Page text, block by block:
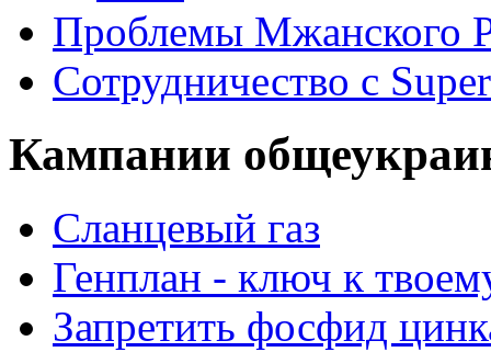
Проблемы Мжанского
Сотрудничество с
Кампании
Сланцевый газ
Генплан - ключ к
Запретить фосфид